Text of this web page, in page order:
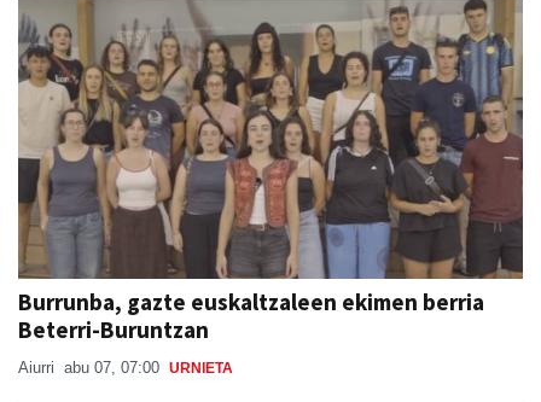
Burrunba, gazte euskaltzaleen ekimen berria
Beterri-Buruntzan
Aiurri abu 07, 07:00 URNIETA